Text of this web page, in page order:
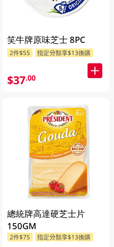
笑牛牌原味芝士 8PC
2件$55 指定分類享$13換購
$37.00
總統牌高達硬芝士片
150GM
2件$75 指定分類享$13換購